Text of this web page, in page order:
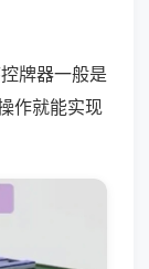
牌器一般是
作就能实现